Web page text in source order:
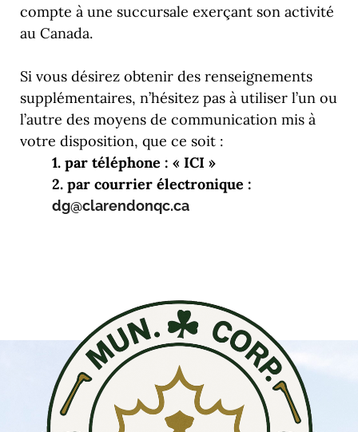
compte à une succursale exerçant son activité
au Canada.
Si vous désirez obtenir des renseignements
supplémentaires, n’hésitez pas à utiliser l’un ou
l’autre des moyens de communication mis à
votre disposition, que ce soit :
1. par téléphone : « ICI »
2. par courrier électronique :
dg@clarendonqc.ca